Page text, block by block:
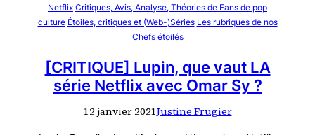
Netflix Critiques, Avis, Analyse, Théories de Fans de pop
culture Étoiles, critiques et (Web-)Séries Les rubriques de nos
Chefs étoilés
[CRITIQUE] Lupin, que vaut LA
série Netflix avec Omar Sy ?
12 janvier 2021Justine Frugier